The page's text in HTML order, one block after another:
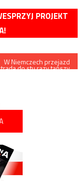
PROJEKT
W Niemczech przejazd
do stu razy tańszy